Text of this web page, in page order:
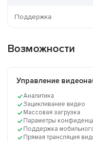
Поддержка
Возможности
Управление
Аналитика
Зацикливание видео
Массовая загрузка
Параметры
Поддержка
Прямая трансляция